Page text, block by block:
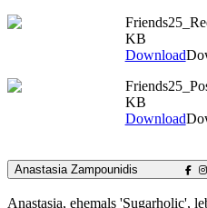
KB
Download
KB
Download
Anastasia Zampounidis
Anastasia, ehemals 'Sugarholic',